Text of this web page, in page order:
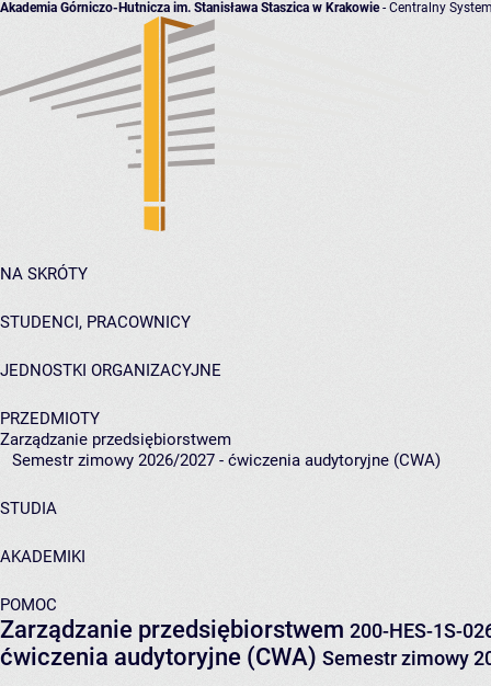
Akademia Górniczo-Hutnicza im. Stanisława Staszica w Krakowie- Centralny
NA SKRÓTY
STUDENCI, PRACOWNICY
JEDNOSTKI ORGANIZACYJNE
PRZEDMIOTY
Zarządzanie przedsiębiorstwem
Semestr zimowy 2026/2027 - ćwiczenia audytoryjne (CWA)
STUDIA
AKADEMIKI
POMOC
Zarządzanie przedsiębiorstwem 200-HES-1S-
ćwiczenia audytoryjne (CWA) Semestr zimowy